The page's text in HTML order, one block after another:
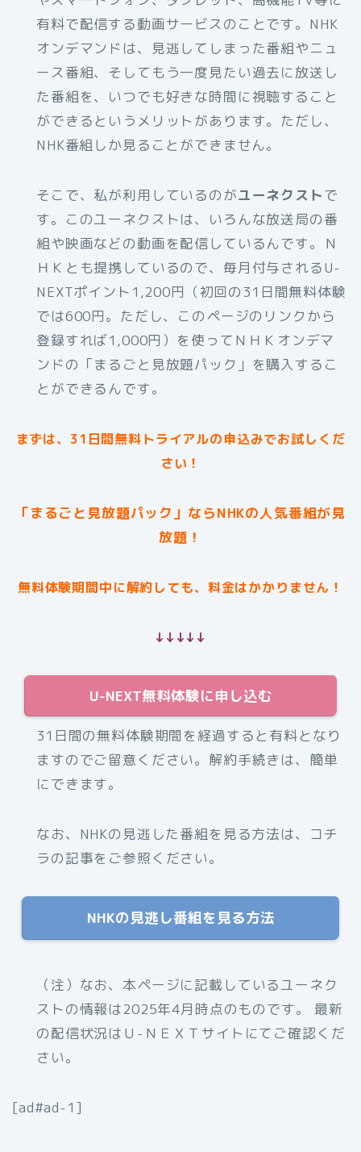
有料で配信する動画サービスのことです。NHK
オンデマンドは、見逃してしまった番組やニュ
ース番組、そしてもう一度見たい過去に放送し
た番組を、いつでも好きな時間に視聴すること
ができるというメリットがあります。ただし、
NHK番組しか見ることができません。
そこで、私が利用しているのがユーネクストで
す。このユーネクストは、いろんな放送局の番
組や映画などの動画を配信しているんです。Ｎ
ＨＫとも提携しているので、毎月付与されるU-
NEXTポイント1,200円（初回の31日間無料体験
では600円。ただし、このページのリンクから
登録すれば1,000円）を使ってＮＨＫオンデマ
ンドの「まるごと見放題パック」を購入するこ
とができるんです。
まずは、31日間無料トライアルの申込みでお試しくだ
さい！
「まるごと見放題パック」ならNHKの人気番組が見
放題！
無料体験期間中に解約しても、料金はかかりません！
↓↓↓↓↓
U-NEXT無料体験に申し込む
31日間の無料体験期間を経過すると有料となり
ますのでご留意ください。解約手続きは、簡単
にできます。
なお、NHKの見逃した番組を見る方法は、コチ
ラの記事をご参照ください。
NHKの見逃し番組を見る方法
（注）なお、本ページに記載しているユーネク
ストの情報は2025年4月時点のものです。 最新
の配信状況はＵ-ＮＥＸＴサイトにてご確認くだ
さい。
[ad#ad-1]